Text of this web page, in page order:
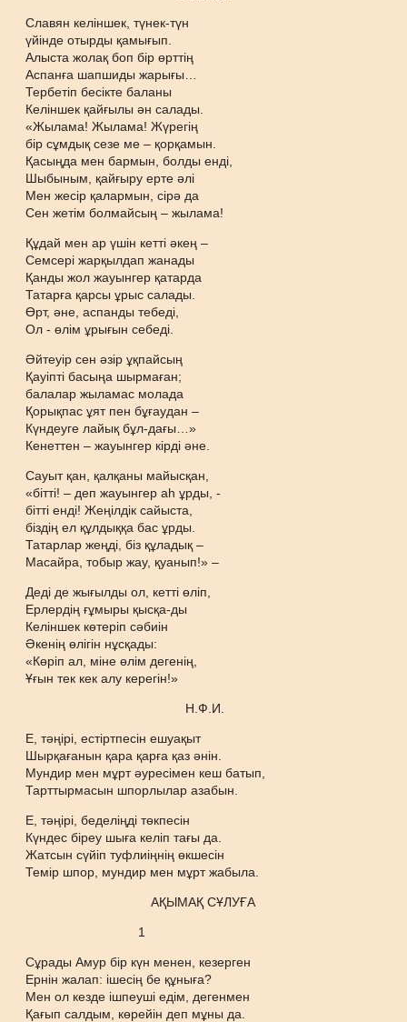
Славян келіншек, түнек-түн
үйінде отырды қамығып.
Алыста жолақ боп бір өрттің
Аспанға шапшиды жарығы…
Тербетіп бесікте баланы
Келіншек қайғылы ән салады.
«Жылама! Жылама! Жүрегің
бір сұмдық сезе ме – қорқамын.
Қасыңда мен бармын, болды енді,
Шыбыным, қайғыру ерте әлі
Мен жесір қалармын, сірә да
Сен жетім болмайсың – жылама!
Құдай мен ар үшін кетті әкең –
Семсері жарқылдап жанады
Қанды жол жауынгер қатарда
Татарға қарсы ұрыс салады.
Өрт, әне, аспанды тебеді,
Ол - өлім ұрығын себеді.
Әйтеуір сен әзір ұқпайсың
Қауіпті басыңа шырмаған;
балалар жыламас молада
Қорықпас ұят пен бұғаудан –
Күндеуге лайық бұл-дағы…»
Кенеттен – жауынгер кірді әне.
Сауыт қан, қалқаны майысқан,
«бітті! – деп жауынгер аһ ұрды, -
бітті енді! Жеңілдік сайыста,
біздің ел құлдыққа бас ұрды.
Татарлар жеңді, біз құладық –
Масайра, тобыр жау, қуанып!» –
Деді де жығылды ол, кетті өліп,
Ерлердің ғұмыры қысқа-ды
Келіншек көтеріп сәбиін
Әкенің өлігін нұсқады:
«Көріп ал, міне өлім дегенің,
Ұғын тек кек алу керегін!»
Н.Ф.И.
Е, тәңірі, естіртпесін ешуақыт
Шырқағанын қара қарға қаз әнін.
Мундир мен мұрт әуресімен кеш батып,
Тарттырмасын шпорлылар азабын.
Е, тәңірі, беделіңді төкпесін
Күндес біреу шыға келіп тағы да.
Жатсын сүйіп туфлиіңнің өкшесін
Темір шпор, мундир мен мұрт жабыла.
АҚЫМАҚ СҰЛУҒА
1
Сұрады Амур бір күн менен, кезерген
Ернін жалап: ішесің бе құныға?
Мен ол кезде ішпеуші едім, дегенмен
Қағып салдым, көрейін деп мұны да.